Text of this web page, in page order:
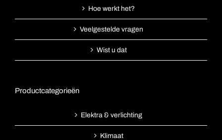
Hoe werkt het?
Veelgestelde vragen
Wist u dat
Productcategorieën
Elektra & verlichting
Klimaat